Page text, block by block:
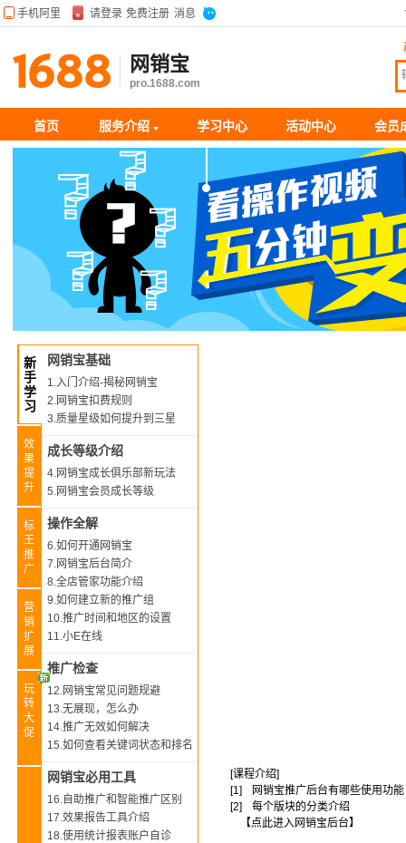
网销宝
pro.1688.com
首页 服务介绍 学习中心 活动中心 会员
新
手
学
习
效
果
提
升
标
王
推
广
营
销
扩
展
玩
转
大
促
网销宝基础
1.入门介绍-揭秘网销宝
2.网销宝扣费规则
3.质量星级如何提升到三星
成长等级介绍
4.网销宝成长俱乐部新玩法
5.网销宝会员成长等级
操作全解
6.如何开通网销宝
7.网销宝后台简介
8.全店管家功能介绍
9.如何建立新的推广组
10.推广时间和地区的设置
11.小E在线
推广检查
12.网销宝常见问题规避
13.无展现，怎么办
14.推广无效如何解决
15.如何查看关键词状态和排名
网销宝必用工具
16.自助推广和智能推广区别
17.效果报告工具介绍
18.使用统计报表账户自诊
[课程介绍]
[1]
网销宝推广后台有哪些使用功能
[2]
每个版块的分类介绍
【点此进入网销宝后台】